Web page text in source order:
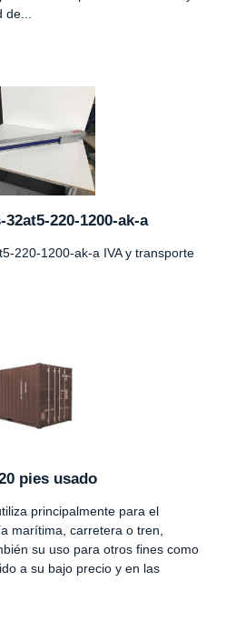
220-1200-ak-a
220-1200-ak-a IVA y transporte
pies usado
principalmente para el
marítima, carretera o tren,
su uso para otros fines como
a su bajo precio y en las